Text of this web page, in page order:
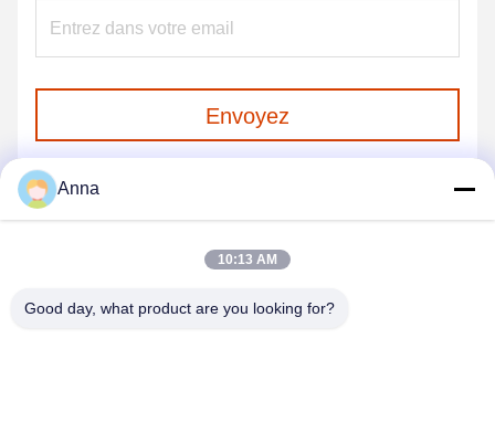
Envoyez
Anna
10:13 AM
Good day, what product are you looking for?